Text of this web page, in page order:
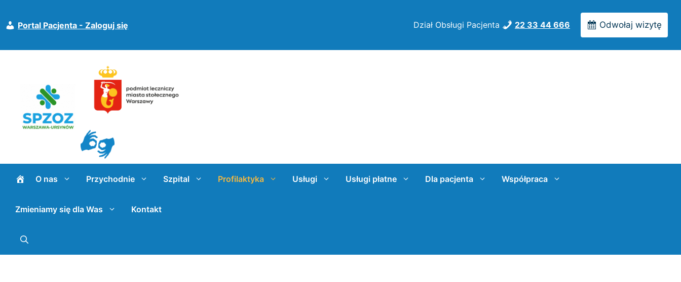
treści
Dział Obsługi Pacjenta 22 33 44 666 Odwołaj wizytę
Portal Pacjenta - Zaloguj się
O nas Przychodnie Szpital Profilaktyka Usługi Usługi płatne Dla pacjenta Współpraca
Zmieniamy się dla Was Kontakt